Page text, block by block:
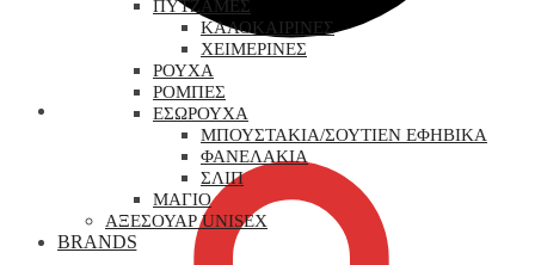
ΠΥΤΖΑΜΕΣ
ΚΑΛΟΚΑΙΡΙΝΕΣ
ΧΕΙΜΕΡΙΝΕΣ
ΡΟΥΧΑ
ΡΟΜΠΕΣ
ΕΣΩΡΟΥΧΑ
ΜΠΟΥΣΤΑΚΙΑ/ΣΟΥΤΙΕΝ ΕΦΗΒΙΚΑ
ΦΑΝΕΛΑΚΙΑ
ΣΛΙΠ
ΜΑΓΙΟ
ΑΞΕΣΟΥΑΡ UNISEX
BRANDS